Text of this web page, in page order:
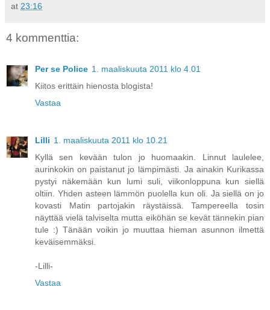
at 23:16
4 kommenttia:
Per se Police 1. maaliskuuta 2011 klo 4.01
Kiitos erittäin hienosta blogista!
Vastaa
Lilli 1. maaliskuuta 2011 klo 10.21
Kyllä sen kevään tulon jo huomaakin. Linnut laulelee,
aurinkokin on paistanut jo lämpimästi. Ja ainakin Kurikassa
pystyi näkemään kun lumi suli, viikonloppuna kun siellä
oltiin. Yhden asteen lämmön puolella kun oli. Ja siellä on jo
kovasti Matin partojakin räystäissä. Tampereella tosin
näyttää vielä talviselta mutta eiköhän se kevät tännekin pian
tule :) Tänään voikin jo muuttaa hieman asunnon ilmettä
keväisemmäksi.
-Lilli-
Vastaa